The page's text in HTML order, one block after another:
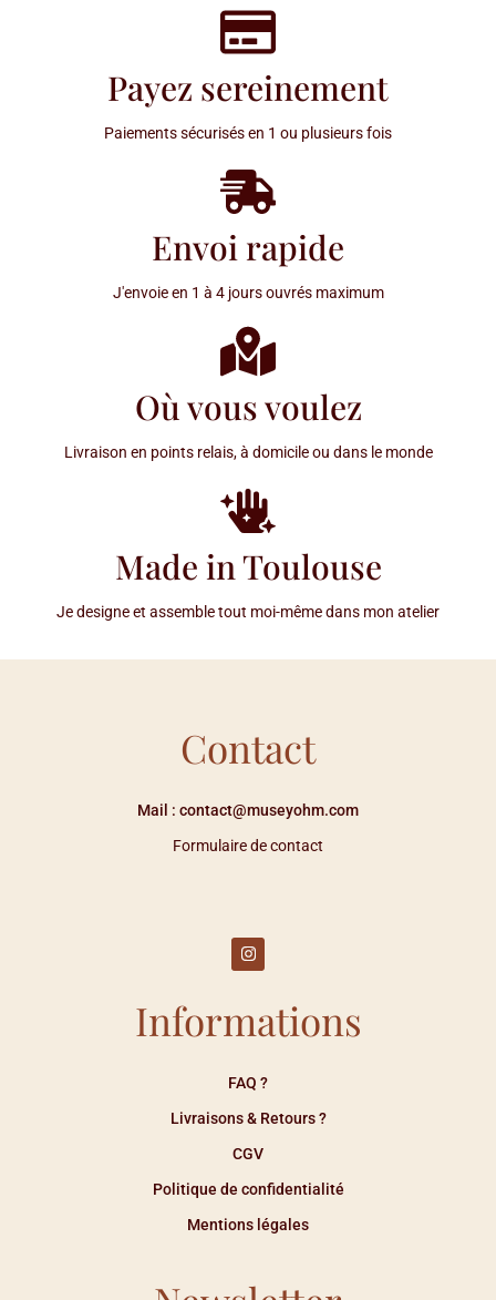
Payez sereinement
Paiements sécurisés en 1 ou plusieurs fois
Envoi rapide
J'envoie en 1 à 4 jours ouvrés maximum
Où vous voulez
Livraison en points relais, à domicile ou dans le monde
Made in Toulouse
Je designe et assemble tout moi-même dans mon atelier
Contact
Mail : contact@museyohm.com
Formulaire de contact
Informations
FAQ ?
Livraisons & Retours ?
CGV
Politique de confidentialité
Mentions légales